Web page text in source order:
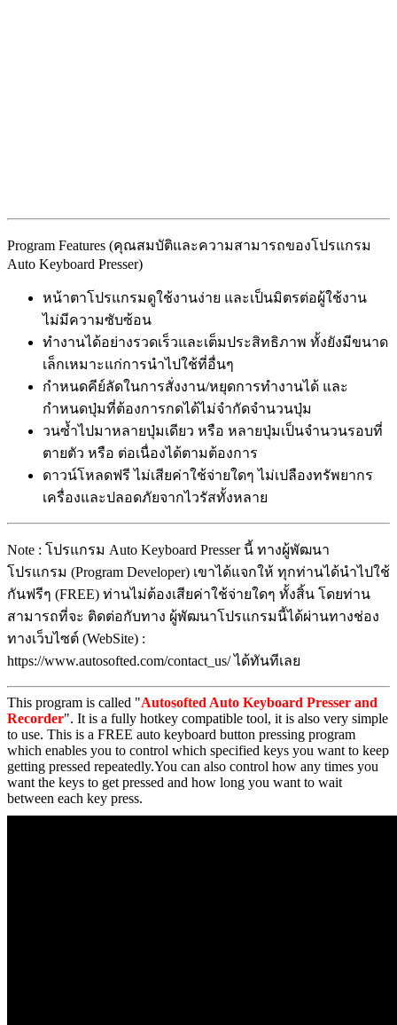
Program Features (คุณสมบัติและความสามารถของโปรแกรม
Auto Keyboard Presser)
หน้าตาโปรแกรมดูใช้งานง่าย และเป็นมิตรต่อผู้ใช้งาน
ไม่มีความซับซ้อน
ทำงานได้อย่างรวดเร็วและเต็มประสิทธิภาพ ทั้งยังมีขนาด
เล็กเหมาะแก่การนำไปใช้ที่อื่นๆ
กำหนดคีย์ลัดในการสั่งงาน/หยุดการทำงานได้ และ
กำหนดปุ่มที่ต้องการกดได้ไม่จำกัดจำนวนปุ่ม
วนซ้ำไปมาหลายปุ่มเดียว หรือ หลายปุ่มเป็นจำนวนรอบที่
ตายตัว หรือ ต่อเนื่องได้ตามต้องการ
ดาวน์โหลดฟรี ไม่เสียค่าใช้จ่ายใดๆ ไม่เปลืองทรัพยากร
เครื่องและปลอดภัยจากไวรัสทั้งหลาย
Note : โปรแกรม Auto Keyboard Presser นี้ ทางผู้พัฒนา
โปรแกรม (Program Developer) เขาได้แจกให้ ทุกท่านได้นำไปใช้
กันฟรีๆ (FREE) ท่านไม่ต้องเสียค่าใช้จ่ายใดๆ ทั้งสิ้น โดยท่าน
สามารถที่จะ ติดต่อกับทาง ผู้พัฒนาโปรแกรมนี้ได้ผ่านทางช่อง
ทางเว็บไซต์ (WebSite) :
https://www.autosofted.com/contact_us/ ได้ทันทีเลย
This program is called "Autosofted Auto Keyboard Presser and
Recorder". It is a fully hotkey compatible tool, it is also very simple
to use. This is a FREE auto keyboard button pressing program
which enables you to control which specified keys you want to keep
getting pressed repeatedly.You can also control how any times you
want the keys to get pressed and how long you want to wait
between each key press.